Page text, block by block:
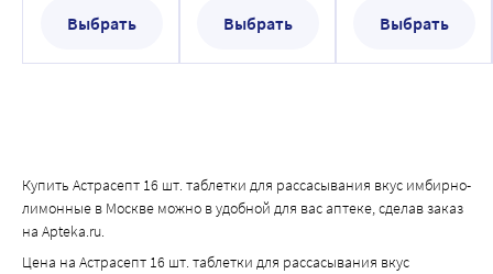
Выбрать
Выбрать
Выбрать
Купить Астрасепт 16 шт. таблетки для рассасывания вкус имбирно-
лимонные в Москве можно в удобной для вас аптеке, сделав заказ
на Apteka.ru.
Цена на Астрасепт 16 шт. таблетки для рассасывания вкус